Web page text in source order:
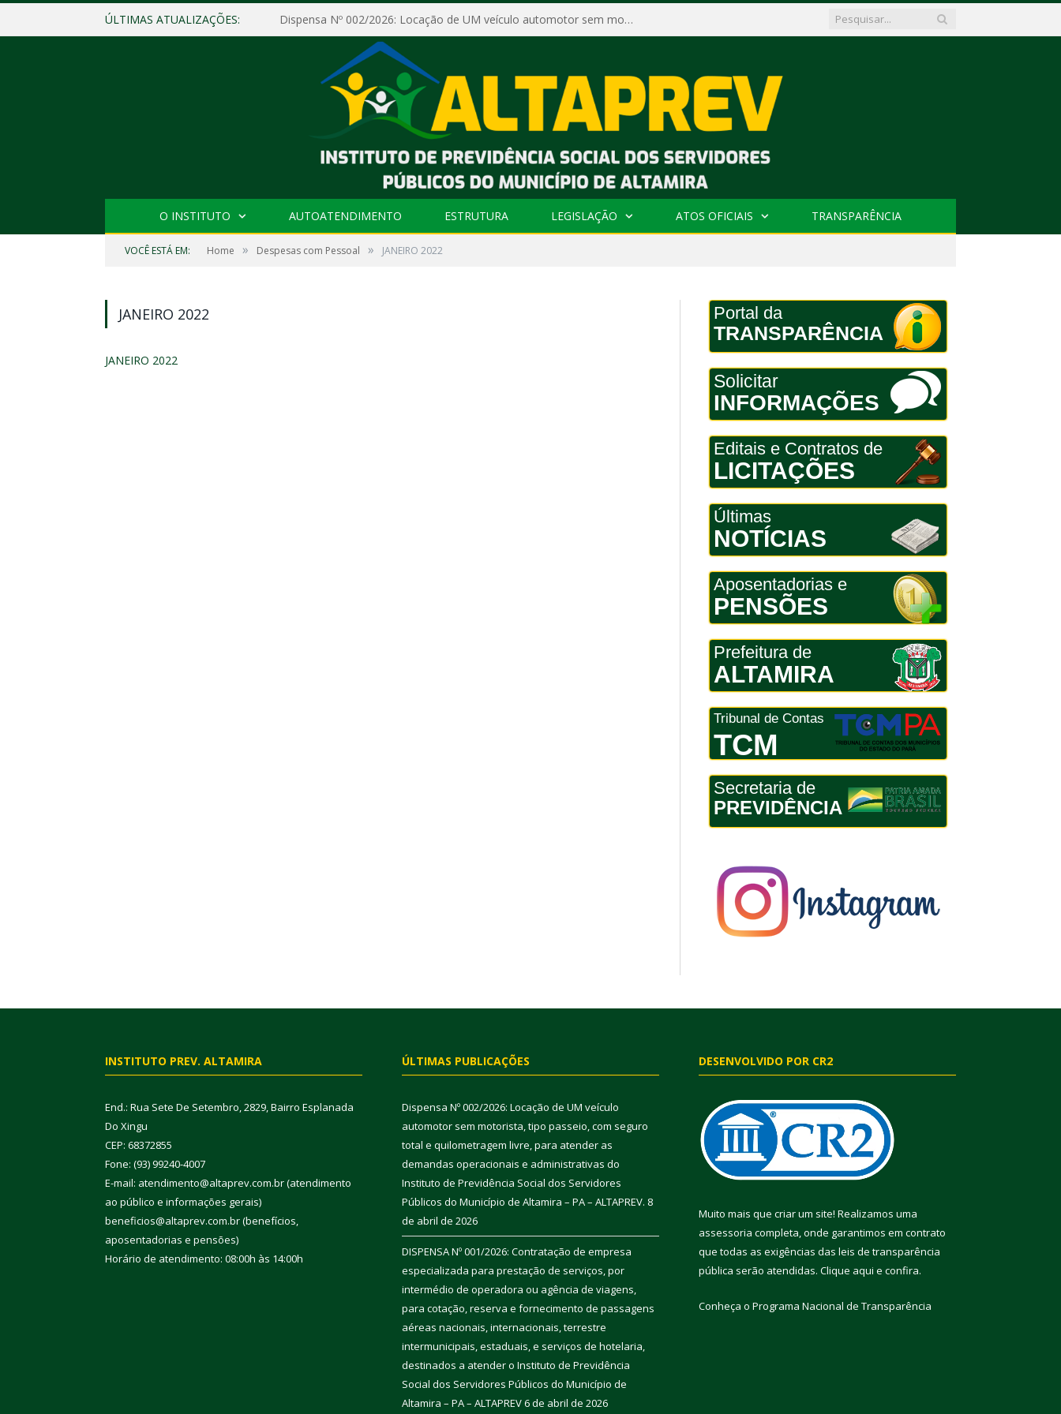
ÚLTIMAS ATUALIZAÇÕES: Dispensa Nº 002/2026: Locação de UM veículo automotor sem motorista, tipo passeio, com seguro total e quilometragem livre, para atender as demandas operacionais e administrativas do Instituto de Previdência Social dos Servidores Públicos do Município de Altamira – PA – ALTAPREV.
O INSTITUTO AUTOATENDIMENTO ESTRUTURA LEGISLAÇÃO ATOS OFICIAIS TRANSPARÊNCIA
VOCÊ ESTÁ EM: Home » Despesas com Pessoal » JANEIRO 2022
JANEIRO 2022
JANEIRO 2022
Portal da
TRANSPARÊNCIA
Solicitar
INFORMAÇÕES
Editais e Contratos de
LICITAÇÕES
Últimas
NOTÍCIAS
Aposentadorias e
PENSÕES
Prefeitura de
ALTAMIRA
Tribunal de Contas
TCM
Secretaria de
PREVIDÊNCIA
INSTITUTO PREV. ALTAMIRA
End.: Rua Sete De Setembro, 2829, Bairro Esplanada
Do Xingu
CEP: 68372855
Fone: (93) 99240-4007
E-mail: atendimento@altaprev.com.br (atendimento
ao público e informações gerais)
beneficios@altaprev.com.br (benefícios,
aposentadorias e pensões)
Horário de atendimento: 08:00h às 14:00h
ÚLTIMAS PUBLICAÇÕES
Dispensa Nº 002/2026: Locação de UM veículo
automotor sem motorista, tipo passeio, com seguro
total e quilometragem livre, para atender as
demandas operacionais e administrativas do
Instituto de Previdência Social dos Servidores
Públicos do Município de Altamira – PA – ALTAPREV. 8
de abril de 2026
DISPENSA Nº 001/2026: Contratação de empresa
especializada para prestação de serviços, por
intermédio de operadora ou agência de viagens,
para cotação, reserva e fornecimento de passagens
aéreas nacionais, internacionais, terrestre
intermunicipais, estaduais, e serviços de hotelaria,
destinados a atender o Instituto de Previdência
Social dos Servidores Públicos do Município de
Altamira – PA – ALTAPREV6 de abril de 2026
DESENVOLVIDO POR CR2
Muito mais que criar um site! Realizamos uma
assessoria completa, onde garantimos em contrato
que todas as exigências das leis de transparência
pública serão atendidas. Clique aqui e confira.
Conheça o Programa Nacional de Transparência